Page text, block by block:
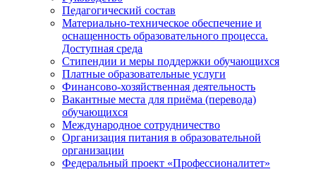
Педагогический состав
Материально-техническое обеспечение и
оснащенность образовательного процесса.
Доступная среда
Стипендии и меры поддержки обучающихся
Платные образовательные услуги
Финансово-хозяйственная деятельность
Вакантные места для приёма (перевода)
обучающихся
Международное сотрудничество
Организация питания в образовательной
организации
Федеральный проект «Профессионалитет»